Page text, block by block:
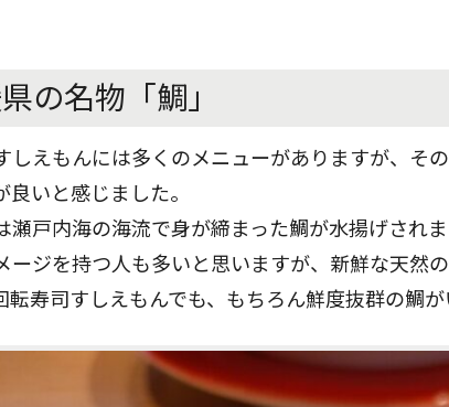
の名物「鯛」
しえもんには多くのメニューがありますが、そ
良いと感じました。
瀬戸内海の海流で身が締まった鯛が水揚げされ
ージを持つ人も多いと思いますが、新鮮な天然
転寿司すしえもんでも、もちろん鮮度抜群の鯛が